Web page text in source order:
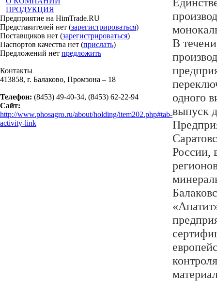
ПРОДУКЦИЯ
Предприятие на HimTrade.RU
Представителей нет (зарегистрироваться)
Поставщиков нет (зарегистрироваться)
Паспортов качества нет (прислать)
Предложений нет предложить
Контакты
413858, г. Балаково, Промзона – 18
Телефон: (8453) 49-40-34, (8453) 62-22-94
Сайт:
http://www.phosagro.ru/about/holding/item202.php#tab-
activity-link
В
одного
выпуск
России,